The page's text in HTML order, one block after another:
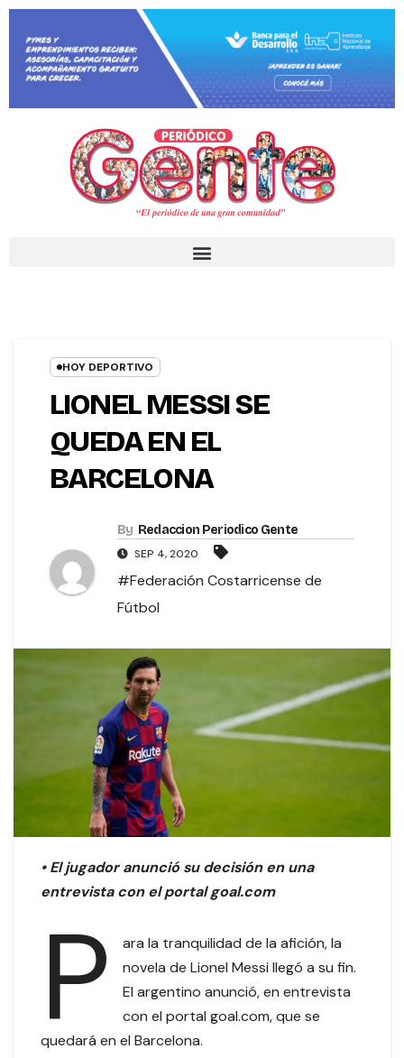
HOY DEPORTIVO
LIONEL MESSI SE
QUEDA EN EL
BARCELONA
By Redaccion Periodico Gente
SEP 4, 2020
#Federación Costarricense de
Fútbol
• El jugador anunció su decisión en una
entrevista con el portal goal.com
P
ara la tranquilidad de la afición, la
novela de Lionel Messi llegó a su fin.
El argentino anunció, en entrevista
con el portal goal.com, que se
quedará en el Barcelona.